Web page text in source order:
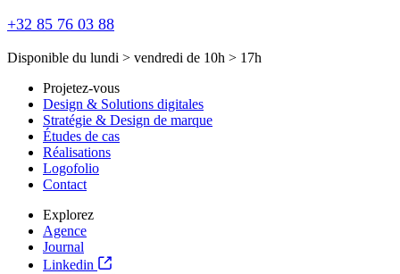
+32 85 76 03 88
Disponible du lundi > vendredi de 10h > 17h
Projetez-vous
Design & Solutions digitales
Stratégie & Design de marque
Études de cas
Réalisations
Logofolio
Contact
Explorez
Agence
Journal
Linkedin